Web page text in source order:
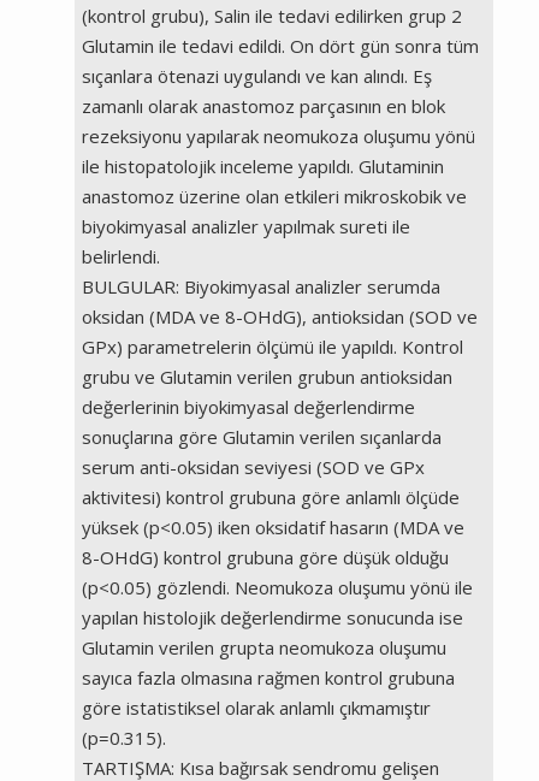
(kontrol grubu), Salin ile tedavi edilirken grup 2
Glutamin ile tedavi edildi. On dört gün sonra tüm
sıçanlara ötenazi uygulandı ve kan alındı. Eş
zamanlı olarak anastomoz parçasının en blok
rezeksiyonu yapılarak neomukoza oluşumu yönü
ile histopatolojik inceleme yapıldı. Glutaminin
anastomoz üzerine olan etkileri mikroskobik ve
biyokimyasal analizler yapılmak sureti ile
belirlendi.
BULGULAR: Biyokimyasal analizler serumda
oksidan (MDA ve 8-OHdG), antioksidan (SOD ve
GPx) parametrelerin ölçümü ile yapıldı. Kontrol
grubu ve Glutamin verilen grubun antioksidan
değerlerinin biyokimyasal değerlendirme
sonuçlarına göre Glutamin verilen sıçanlarda
serum anti-oksidan seviyesi (SOD ve GPx
aktivitesi) kontrol grubuna göre anlamlı ölçüde
yüksek (p<0.05) iken oksidatif hasarın (MDA ve
8-OHdG) kontrol grubuna göre düşük olduğu
(p<0.05) gözlendi. Neomukoza oluşumu yönü ile
yapılan histolojik değerlendirme sonucunda ise
Glutamin verilen grupta neomukoza oluşumu
sayıca fazla olmasına rağmen kontrol grubuna
göre istatistiksel olarak anlamlı çıkmamıştır
(p=0.315).
TARTIŞMA: Kısa bağırsak sendromu gelişen